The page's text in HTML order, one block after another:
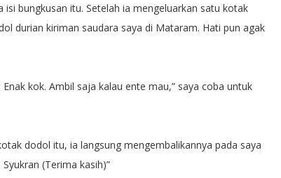
bungkusan itu. Setelah ia mengeluarkan satu kotak
durian kiriman saudara saya di Mataram. Hati pun agak
kok. Ambil saja kalau ente mau,” saya coba untuk
dodol itu, ia langsung mengembalikannya pada saya
(Terima kasih)”